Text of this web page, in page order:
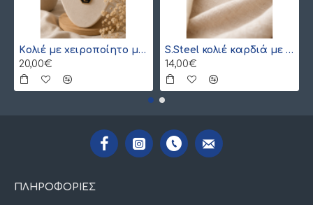
Kολιέ με xειροποίητο μονόγραμμα από γιαπωνέζικες χάντρες Miyuki , χρυσό
20,00€
S.Steel κολιέ καρδιά με γιαπωνέζικες χάντρες Miyuki κόκκινο-χρυσό
14,00€
ΠΛΗΡΟΦΟΡΙΕΣ